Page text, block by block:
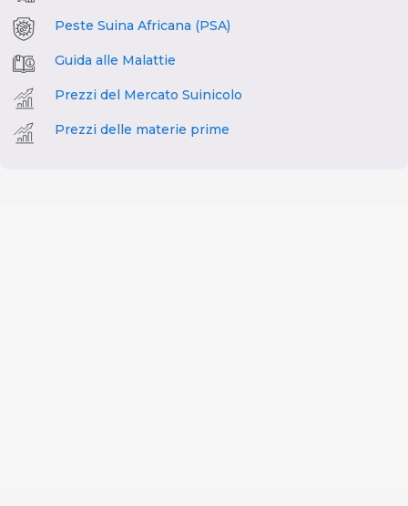
Peste Suina Africana (PSA)
Guida alle Malattie
Prezzi del Mercato Suinicolo
Prezzi delle materie prime